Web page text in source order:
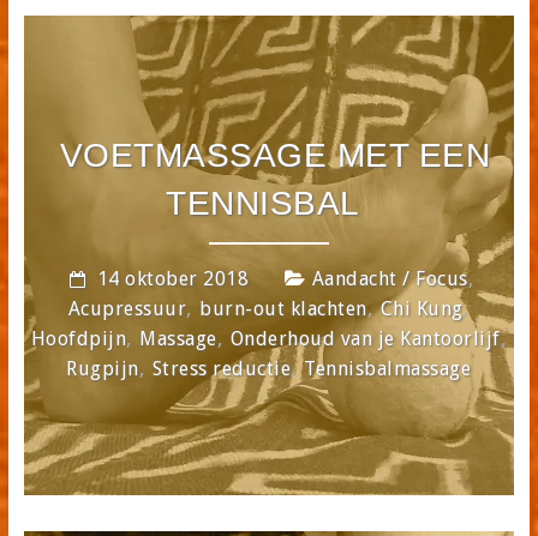
VOETMASSAGE MET EEN
TENNISBAL
14 oktober 2018 Aandacht / Focus,
Acupressuur, burn-out klachten,Chi Kung,
Hoofdpijn, Massage, Onderhoud van je Kantoorlijf,
Rugpijn, Stress reductie,Tennisbalmassage